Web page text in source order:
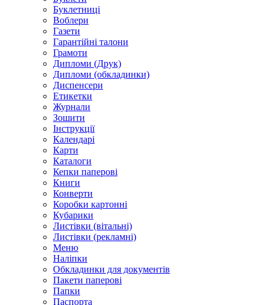
Буклетниці
Воблери
Газети
Гарантійні талони
Грамоти
Дипломи (Друк)
Дипломи (обкладинки)
Диспенсери
Етикетки
Журнали
Зошити
Інструкції
Календарі
Карти
Каталоги
Кепки паперові
Книги
Конверти
Коробки картонні
Кубарики
Листівки (вітальні)
Листівки (рекламні)
Меню
Наліпки
Обкладинки для документів
Пакети паперові
Папки
Паспорта